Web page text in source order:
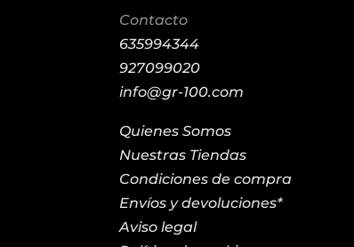
Contacto
635994344
927099020
info@gr-100.com
Quienes Somos
Nuestras Tiendas
Condiciones de compra
Envíos y devoluciones*
Aviso legal